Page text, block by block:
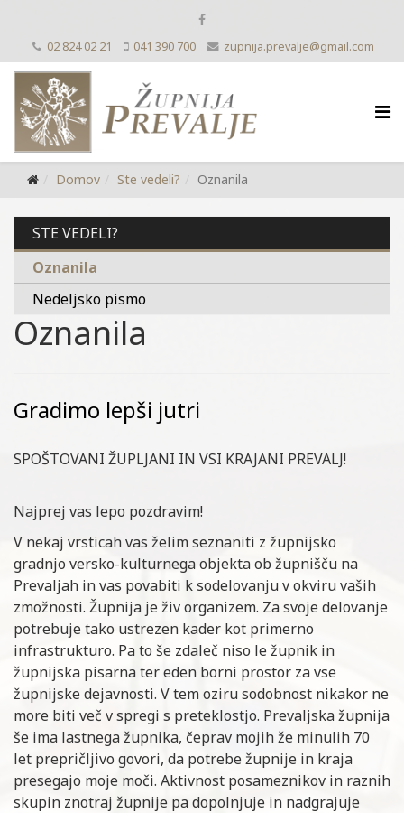
02 824 02 21 041 390 700 zupnija.prevalje@gmail.com
Domov Ste vedeli? Oznanila
STE VEDELI?
Oznanila
Nedeljsko pismo
Oznanila
Gradimo lepši jutri
SPOŠTOVANI ŽUPLJANI IN VSI KRAJANI PREVALJ!
Najprej vas lepo pozdravim!
V nekaj vrsticah vas želim seznaniti z župnijsko
gradnjo versko-kulturnega objekta ob župnišču na
Prevaljah in vas povabiti k sodelovanju v okviru vaših
zmožnosti. Župnija je živ organizem. Za svoje delovanje
potrebuje tako ustrezen kader kot primerno
infrastrukturo. Pa to še zdaleč niso le župnik in
župnijska pisarna ter eden borni prostor za vse
župnijske dejavnosti. V tem oziru sodobnost nikakor ne
more biti več v spregi s preteklostjo. Prevaljska župnija
še ima lastnega župnika, čeprav mojih že minulih 70
let prepričljivo govori, da potrebe župnije in kraja
presegajo moje moči. Aktivnost posameznikov in raznih
skupin znotraj župnije pa dopolnjuje in nadgrajuje